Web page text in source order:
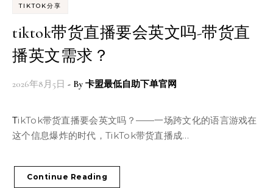
TIKTOK分享
tiktok带货直播要会英文吗-带货直
播英文需求？
2026年8月5日 - By 卡盟最低自助下单官网
TikTok带货直播要会英文吗？——一场跨文化的语言游戏在
这个信息爆炸的时代，TikTok带货直播成…
Continue Reading